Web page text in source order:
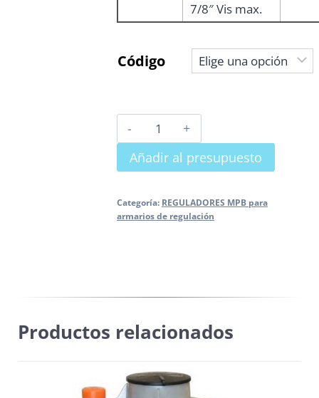
7/8″ Vis max.
Código
REGULADOR
MPB
FE-
RECTO
para
FIORENTINI
Añadir al presupuesto
Categoría: REGULADORES MPB para
armarios de regulación
Productos relacionados